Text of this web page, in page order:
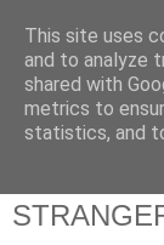
La serie
This site uses
and to analyze
shared with
metrics to
statistics, and